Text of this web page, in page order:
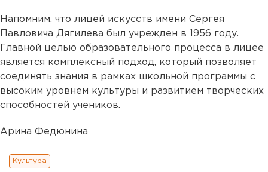
Напомним, что лицей искусств имени Сергея
Павловича Дягилева был учрежден в 1956 году.
Главной целью образовательного процесса в лицее
является комплексный подход, который позволяет
соединять знания в рамках школьной программы с
высоким уровнем культуры и развитием творческих
способностей учеников.
Арина Федюнина
Культура